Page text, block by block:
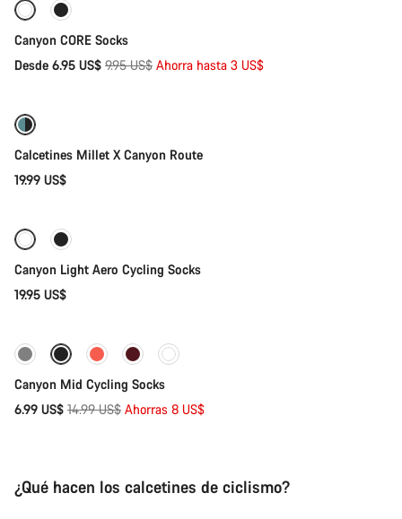
Calcetines
-30%
Canyon CORE Socks
Desde 6.95 US$ Precio
9.95 US$ Ahorra hasta 3 US$
Selección rápida
Calcetines Millet X Canyon Route
19.99 US$
Canyon Light Aero Cycling Socks
19.95 US$
-53%
Canyon Mid Cycling Socks
6.99 US$ Precio
14.99 US$ Ahorras 8 US$
¿Qué hacen los calcetines de ciclismo?